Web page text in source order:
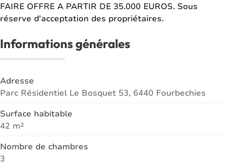
FAIRE OFFRE A PARTIR DE 35.000 EUROS. Sous
réserve d'acceptation des propriétaires.
Informations générales
Adresse
Parc Résidentiel Le Bosquet 53, 6440 Fourbechies
Surface habitable
42 m²
Nombre de chambres
3